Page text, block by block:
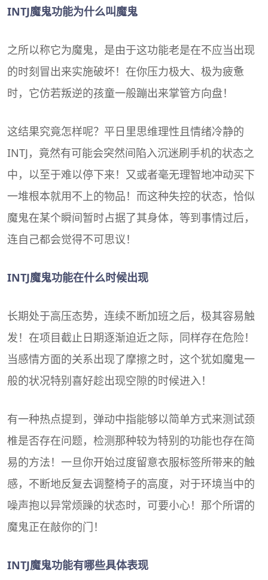
INTJ魔鬼功能为什么叫魔鬼
之所以称它为魔鬼，是由于这功能老是在不应当出现
的时刻冒出来实施破坏！在你压力极大、极为疲惫
时，它仿若叛逆的孩童一般蹦出来掌管方向盘！
这结果究竟怎样呢？平日里思维理性且情绪冷静的
INTJ，竟然有可能会突然间陷入沉迷刷手机的状态之
中，以至于难以停下来！又或者毫无理智地冲动买下
一堆根本就用不上的物品！而这种失控的状态，恰似
魔鬼在某个瞬间暂时占据了其身体，等到事情过后，
连自己都会觉得不可思议！
INTJ魔鬼功能在什么时候出现
长期处于高压态势，连续不断加班之后，极其容易触
发！在项目截止日期逐渐迫近之际，同样存在危险！
当感情方面的关系出现了摩擦之时，这个犹如魔鬼一
般的状况特别喜好趁出现空隙的时候进入！
有一种热点提到，弹动中指能够以简单方式来测试颈
椎是否存在问题，检测那种较为特别的功能也存在简
易的方法！一旦你开始过度留意衣服标签所带来的触
感，不断地反复去调整椅子的高度，对于环境当中的
噪声抱以异常烦躁的状态时，可要小心！那个所谓的
魔鬼正在敲你的门！
INTJ魔鬼功能有哪些具体表现